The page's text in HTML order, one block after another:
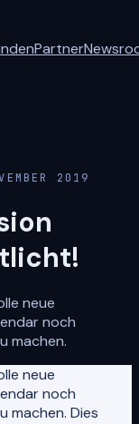
Partner
2019
neue
noch
machen.
neue
noch
machen. Dies